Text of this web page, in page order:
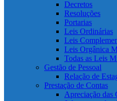
Decretos
Resoluções
Portarias
Leis Ordinárias
Leis
Leis Orgânica
Todas as Leis
Gestão de Pessoal
Relação de
Prestação de Contas
Apreciação das